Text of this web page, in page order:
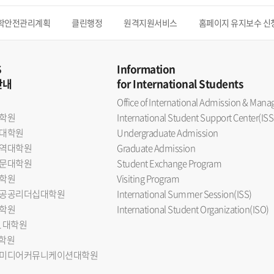
안전관리계획 클린행정 원격지원서비스 홈페이지 유지보수 신
원
학원
대학원
대학원
원
공리더십대학원
원
학원
원
디어커뮤니케이션대학원
Information
for International Students
Office of International Admission &
International Student Support
Undergraduate Admission
Graduate Admission
Student Exchange Program
Visiting Program
International Summer Session(ISS)
International Student Organization(ISO)